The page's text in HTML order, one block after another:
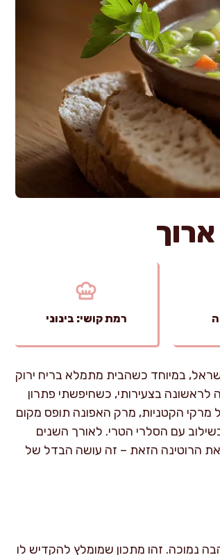
רמת קושי: בינוני
במיוחד כשהבית מתמלא בריח ירוק
בצעירותי, כשחיפשתי פתרון
מרקי הקטניות, מרק האפונה תופס מקום
עם הסלרי הטרי. לאורך השנים
את הרוטינה הזאת – זה עושה הבדל של
כ-75 דקות לבישול איטי על להבה נמוכה. זהו מתכון שמומלץ להקדיש לו